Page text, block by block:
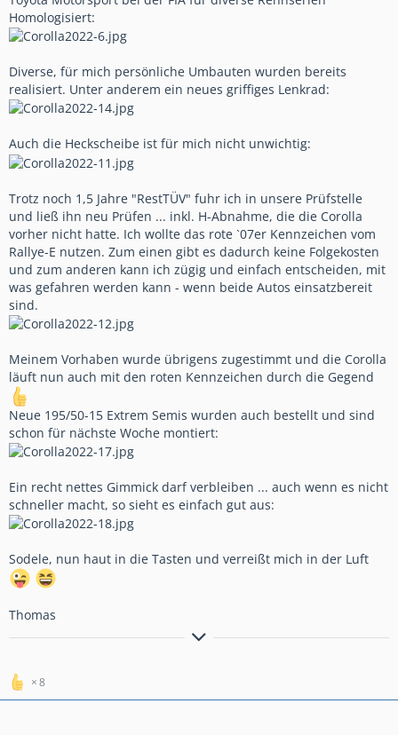
Homologisiert:
Diverse, für mich persönliche Umbauten wurden bereits
realisiert. Unter anderem ein neues griffiges Lenkrad:
Auch die Heckscheibe ist für mich nicht unwichtig:
Trotz noch 1,5 Jahre "RestTÜV" fuhr ich in unsere Prüfstelle
und ließ ihn neu Prüfen ... inkl. H-Abnahme, die die Corolla
vorher nicht hatte. Ich wollte das rote `07er Kennzeichen vom
Rallye-E nutzen. Zum einen gibt es dadurch keine Folgekosten
und zum anderen kann ich zügig und einfach entscheiden, mit
was gefahren werden kann - wenn beide Autos einsatzbereit
sind.
Meinem Vorhaben wurde übrigens zugestimmt und die Corolla
läuft nun auch mit den roten Kennzeichen durch die Gegend
Neue 195/50-15 Extrem Semis wurden auch bestellt und sind
schon für nächste Woche montiert:
Ein recht nettes Gimmick darf verbleiben ... auch wenn es nicht
schneller macht, so sieht es einfach gut aus:
Sodele, nun haut in die Tasten und verreißt mich in der Luft
Thomas
Wenn Du den Baum siehst, in den Du reinfährst, hast Du
(W. Röhrl)
8